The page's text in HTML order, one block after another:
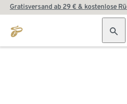
Gratisversand ab 29 € & kostenlose